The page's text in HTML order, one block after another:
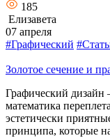
185
Елизавета
07 апреля
#Графический
Золотое сечение и
Графический дизайн
математика
эстетически
принципа, которые